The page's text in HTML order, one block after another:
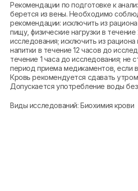
Рекомендации по подготовке к
берется из вены. Необходимо
рекомендации: исключить из
пищу, физические нагрузки в
исследования; исключить из
напитки в течение 12 часов до
течение 1 часа до исследования; не
период приема медикаментов, если
Кровь рекомендуется сдавать
Допускается употребление воды без
Виды исследований: Биохимия крови